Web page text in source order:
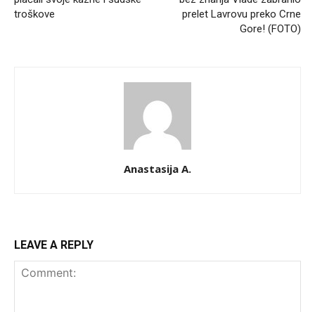
troškove
prelet Lavrovu preko Crne
Gore! (FOTO)
Anastasija A.
LEAVE A REPLY